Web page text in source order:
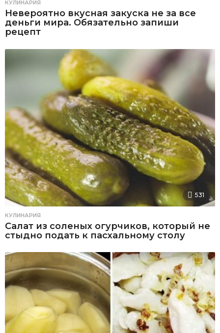
КУЛИНАРИЯ
Невероятно вкусная закуска не за все
деньги мира. Обязательно запиши
рецепт
531
КУЛИНАРИЯ
Салат из соленых огурчиков, который не
стыдно подать к пасхальному столу